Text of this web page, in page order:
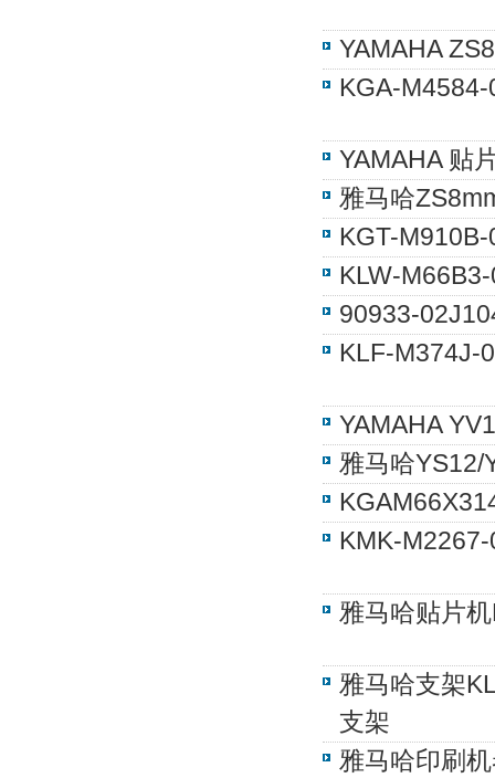
YAMAHA
KGA-
YAMAHA 贴
雅马哈
KGT-
KLW-
90933-
KLF-M374J-
YAMAHA
雅马哈YS12/
KMK-
雅马哈贴片
雅马哈支架
支架
雅马哈印刷